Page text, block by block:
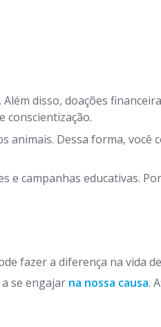
disso, doações
conscientização.
animais. Dessa forma, você
e campanhas educativas.
fazer a diferença na vida
se engajar na nossa causa.